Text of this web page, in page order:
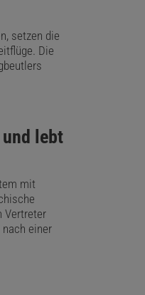
setzen die
Die
lebt
mit
Vertreter
einer